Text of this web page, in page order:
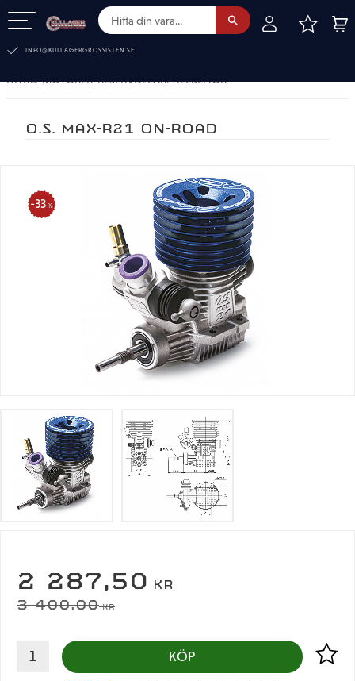
INFO@KULLAGERGROSSISTEN.SE
NITRO-MOTORER. RESERVDELAR. TILLBEHÖR
O.S. MAX-R21 ON-ROAD
33 %
NEDSATT PRIS:
2 287,50 KR
ORDINARIE PRIS:
3 400,00KR
KÖP Lägg